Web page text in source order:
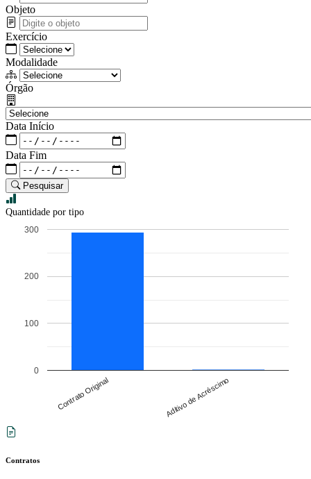
Objeto
Exercício
Modalidade
Órgão
Data Início
Data Fim
Pesquisar
Quantidade por tipo
Contrato Original Aditivo de Acréscimo
0
100
200
300
Contratos